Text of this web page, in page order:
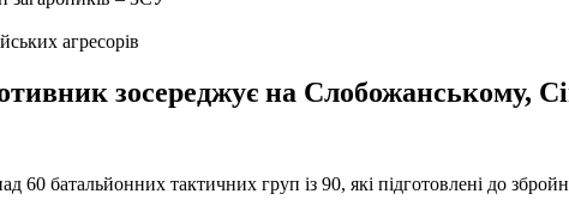
агресорів
зосереджує на Слобожанському,
60 батальйонних тактичних груп із 90, які підготовлені до